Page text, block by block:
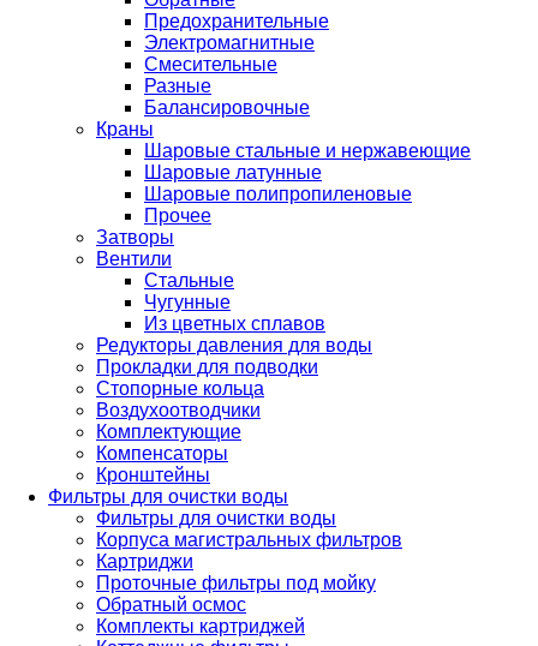
Предохранительные
Электромагнитные
Смесительные
Разные
Балансировочные
Краны
Шаровые стальные и нержавеющие
Шаровые латунные
Шаровые полипропиленовые
Прочее
Затворы
Вентили
Стальные
Чугунные
Из цветных сплавов
Редукторы давления для воды
Прокладки для подводки
Стопорные кольца
Воздухоотводчики
Комплектующие
Компенсаторы
Кронштейны
Фильтры для очистки воды
Фильтры для очистки воды
Корпуса магистральных фильтров
Картриджи
Проточные фильтры под мойку
Обратный осмос
Комплекты картриджей